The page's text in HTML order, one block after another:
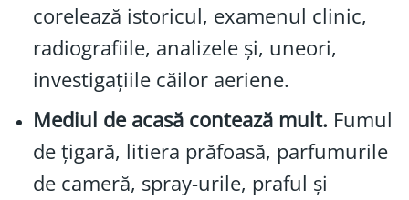
corelează istoricul, examenul clinic,
radiografiile, analizele și, uneori,
investigațiile căilor aeriene.
Mediul de acasă contează mult. Fumul
de țigară, litiera prăfoasă, parfumurile
de cameră, spray-urile, praful și